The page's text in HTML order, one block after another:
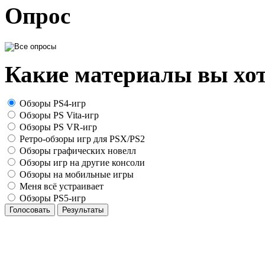
Опрос
Какие материалы вы
Обзоры PS4-игр
Обзоры PS Vita-игр
Обзоры PS VR-игр
Ретро-обзоры игр для PSX/PS2
Обзоры графических новелл
Обзоры игр на другие консоли
Обзоры на мобильные игры
Меня всё устраивает
Обзоры PS5-игр
Голосовать Результаты